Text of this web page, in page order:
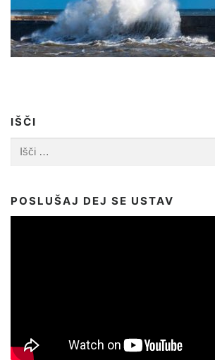
IŠČI
POSLUŠAJ DEJ SE USTAV